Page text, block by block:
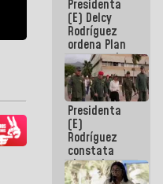
a la
AmeriCup
2027
Presidenta
(E) Delcy
Rodríguez
ordena Plan
maestro de
desarrollo
logístico y
turístico
para La
Guaira
Presidenta
(E)
Rodríguez
constata
obras de
rehabilitación